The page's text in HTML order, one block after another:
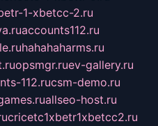
1-xbetcc-2.ru
accounts112.ru
hahahaharms.ru
opsmgr.ruev-gallery.ru
112.rucsm-demo.ru
allseo-host.ru
cricetc1xbetr1xbetcc2.ru